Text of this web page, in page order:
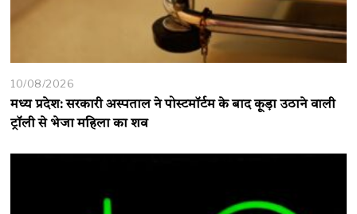
10/08/2026
मध्य प्रदेश: सरकारी अस्पताल ने पोस्टमॉर्टम के बाद कूड़ा उठाने वाली
ट्रॉली से भेजा महिला का शव